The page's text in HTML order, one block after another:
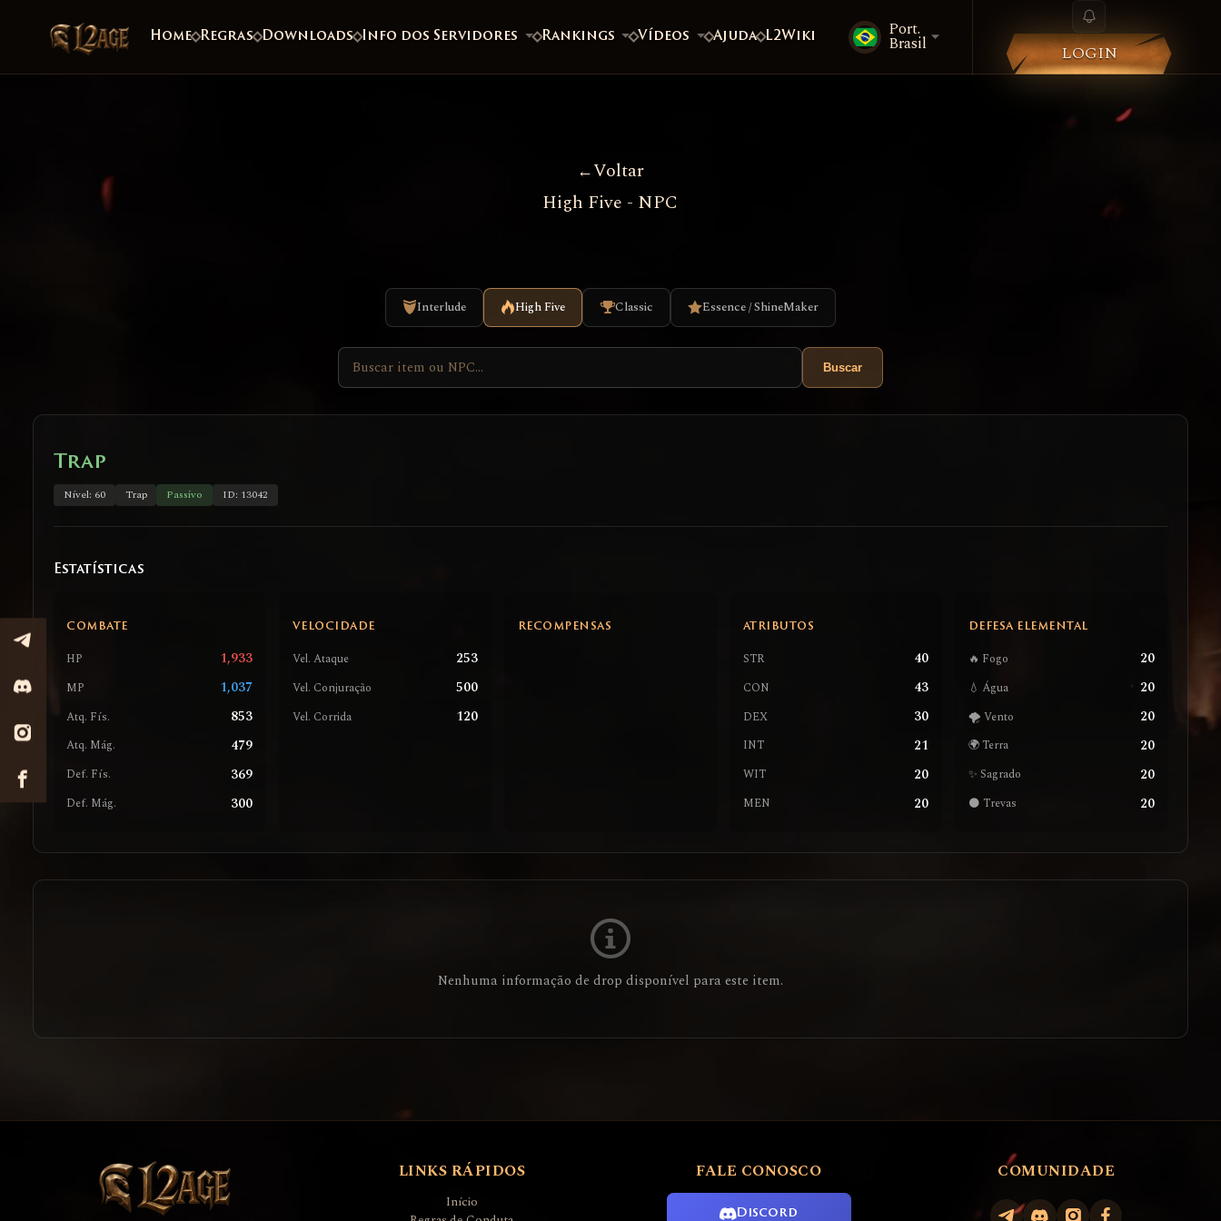
Home Regras Downloads Info dos Servidores Rankings Vídeos Ajuda L2Wiki Port.
Brasil LOGIN
Voltar
High Five - NPC
Interlude High Five Classic Essence / ShineMaker
Buscar
Trap
Nível: 60 Trap Passivo ID: 13042
Estatísticas
COMBATE
HP 1,933
MP 1,037
Atq. Fís. 853
Atq. Mág. 479
Def. Fís. 369
Def. Mág. 300
VELOCIDADE
Vel. Ataque 253
Vel. Conjuração 500
Vel. Corrida 120
RECOMPENSAS ATRIBUTOS
STR 40
CON 43
DEX 30
INT 21
WIT 20
MEN 20
DEFESA ELEMENTAL
🔥 Fogo 20
💧 Água 20
🌪️ Vento 20
🌍 Terra 20
✨ Sagrado 20
🌑 Trevas 20
Nenhuma informação de drop disponível para este item.
LINKS RÁPIDOS
Início
FALE CONOSCO
Discord
COMUNIDADE